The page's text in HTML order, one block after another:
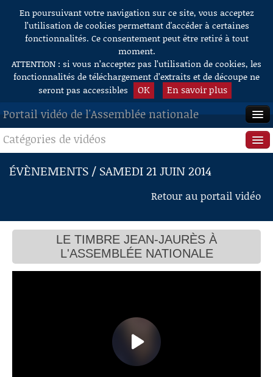
Aller au contenu
En poursuivant votre navigation sur ce site, vous acceptez
l’utilisation de cookies permettant d'accéder à certaines
fonctionnalités. Ce consentement peut être retiré à tout
moment.
ATTENTION : si vous n’acceptez pas l’utilisation de cookies, les
fonctionnalités de téléchargement d’extraits et de découpe ne
seront pas accessibles
OK En savoir plus
Portail vidéo de l'Assemblée nationale
ACCUEIL
EN DIRECT
RECHERCHE
AIDE À LA DÉCOUPE
Catégories de vidéos
Séance publique
Questions au Gouvernement
Commissions
Présidence
Évènements
Autres
ÉVÈNEMENTS / SAMEDI 21 JUIN 2014
Retour au portail vidéo
LE TIMBRE JEAN-JAURÈS À
L'ASSEMBLÉE NATIONALE